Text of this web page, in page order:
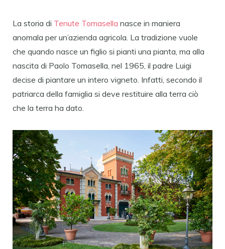
La storia di Tenute Tomasella nasce in maniera
anomala per un’azienda agricola. La tradizione vuole
che quando nasce un figlio si pianti una pianta, ma alla
nascita di Paolo Tomasella, nel 1965, il padre Luigi
decise di piantare un intero vigneto. Infatti, secondo il
patriarca della famiglia si deve restituire alla terra ciò
che la terra ha dato.